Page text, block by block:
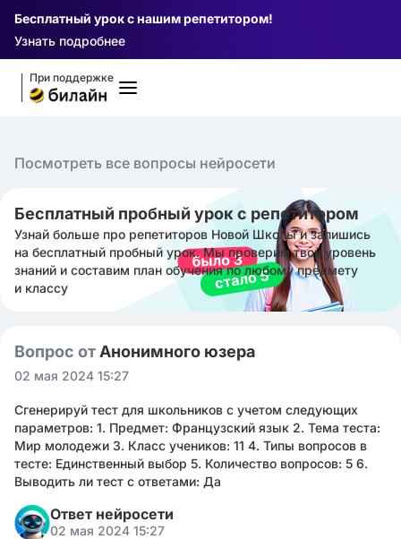
Бесплатный урок с нашим репетитором!
Узнать подробнее
При поддержке
Посмотреть все вопросы нейросети
Бесплатный пробный урок с репетитором
Узнай больше про репетиторов Новой Школы и запишись
на бесплатный пробный урок. Мы проверим твой уровень
знаний и составим план обучения по любому предмету
и классу
Вопрос от Анонимного юзера
02 мая 2024 15:27
Сгенерируй тест для школьников с учетом следующих
параметров: 1. Предмет: Французский язык 2. Тема теста:
Мир молодежи 3. Класс учеников: 11 4. Типы вопросов в
тесте: Единственный выбор 5. Количество вопросов: 5 6.
Выводить ли тест с ответами: Да
Ответ нейросети
02 мая 2024 15:27